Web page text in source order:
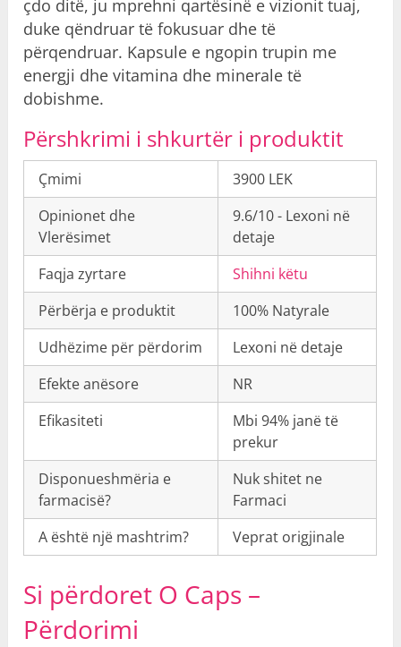
çdo ditë, ju mprehni qartësinë e vizionit tuaj,
duke qëndruar të fokusuar dhe të
përqendruar. Kapsule e ngopin trupin me
energji dhe vitamina dhe minerale të
dobishme.
Përshkrimi i shkurtër i produktit
Çmimi
3900 LEK
Opinionet dhe
Vlerësimet
9.6/10 - Lexoni në
detaje
Faqja zyrtare
Shihni këtu
Përbërja e produktit
100% Natyrale
Udhëzime për përdorim
Lexoni në detaje
Efekte anësore
NR
Efikasiteti
Mbi 94% janë të
prekur
Disponueshmëria e
farmacisë?
Nuk shitet ne
Farmaci
A është një mashtrim?
Veprat origjinale
Si përdorеt O Caps –
Përdorimi